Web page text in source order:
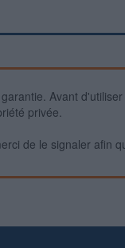
Avant
privée.
de le signaler afin